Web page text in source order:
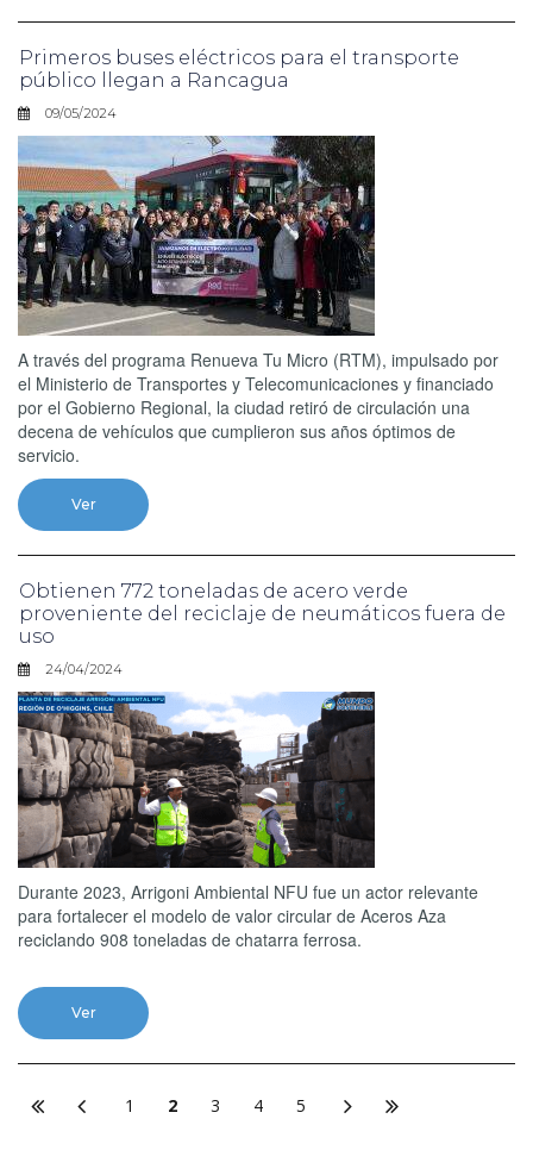
Primeros buses eléctricos para el transporte
público llegan a Rancagua
09/05/2024
A través del programa Renueva Tu Micro (RTM), impulsado por
el Ministerio de Transportes y Telecomunicaciones y financiado
por el Gobierno Regional, la ciudad retiró de circulación una
decena de vehículos que cumplieron sus años óptimos de
servicio.
Ver
Obtienen 772 toneladas de acero verde
proveniente del reciclaje de neumáticos fuera de
uso
24/04/2024
Durante 2023, Arrigoni Ambiental NFU fue un actor relevante
para fortalecer el modelo de valor circular de Aceros Aza
reciclando 908 toneladas de chatarra ferrosa.
Ver
1 2 3 4 5